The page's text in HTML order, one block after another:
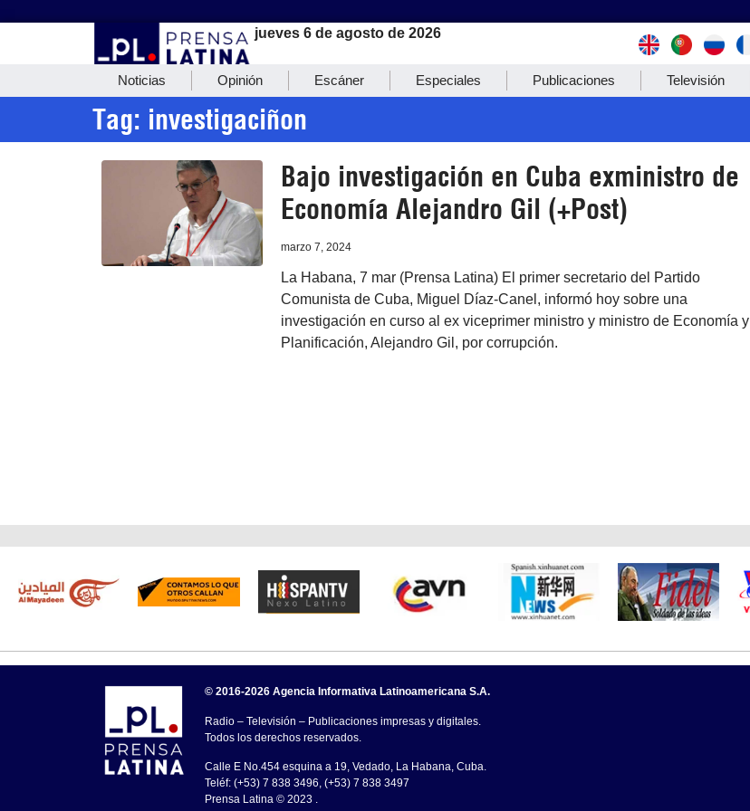
jueves 6 de agosto de 2026
Noticias Opinión Escáner Especiales Publicaciones Televisión
Tag: investigaciñon
Bajo investigación en Cuba exministro de
Economía Alejandro Gil (+Post)
marzo 7, 2024
La Habana, 7 mar (Prensa Latina) El primer secretario del Partido
Comunista de Cuba, Miguel Díaz-Canel, informó hoy sobre una
investigación en curso al ex viceprimer ministro y ministro de Economía y
Planificación, Alejandro Gil, por corrupción.
© 2016-2026 Agencia Informativa Latinoamericana S.A.
Radio – Televisión – Publicaciones impresas y digitales.
Todos los derechos reservados.
Calle E No.454 esquina a 19, Vedado, La Habana, Cuba.
Teléf: (+53) 7 838 3496, (+53) 7 838 3497
Prensa Latina © 2023 .